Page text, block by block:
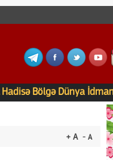
Hadisə Bölgə Dünya
+ A - A